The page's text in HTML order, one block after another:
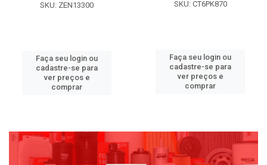
SKU: ZEN13300
Faça seu login ou
cadastre-se para
ver preços e
comprar
SKU: CT6PK870
Faça seu login ou
cadastre-se para
ver preços e
comprar